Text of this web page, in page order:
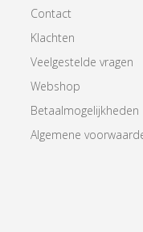
Contact
Klachten
Veelgestelde vragen
Webshop
Betaalmogelijkheden
Algemene